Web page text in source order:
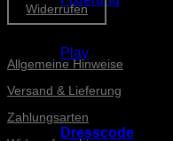
Play
Dresscode
Widerrufen
Allgemeine Hinweise
Versand & Lieferung
Zahlungsarten